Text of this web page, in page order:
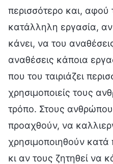
περισσότερο και, αφού
κατάλληλη εργασία,
κάνει, να του
αναθέσεις κάποια
που του ταιριάζει
χρησιμοποιείς τους
τρόπο. Στους
προαχθούν, να
χρησιμοποιηθούν κατά
κι αν τους ζητηθεί να